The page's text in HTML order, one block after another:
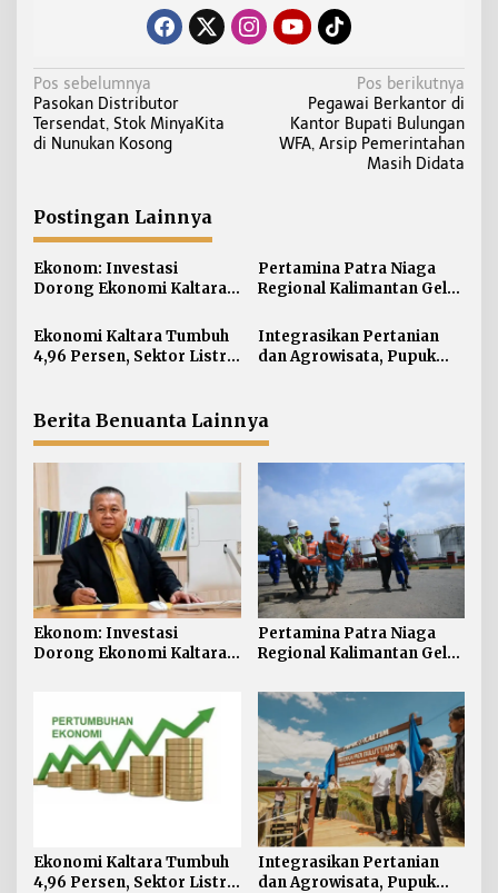
N
a
v
a
s
i
p
o
s
Pos sebelumnya
Pasokan Distributor
Tersendat, Stok MinyaKita
di Nunukan Kosong
Pos berikutnya
Pegawai Berkantor di
Kantor Bupati Bulungan
WFA, Arsip Pemerintahan
Masih Didata
Postingan Lainnya
Ekonom: Investasi
Dorong Ekonomi Kaltara,
Diabaikan
Pertamina Patra Niaga
Regional Kalimantan Gelar
Fuel Terminal Tarakan
Ekonomi Kaltara Tumbuh
4,96 Persen, Sektor Listrik
Integrasikan Pertanian
dan Agrowisata, Pupuk
Bulutana Sulsel
Berita Benuanta Lainnya
Ekonom: Investasi
Dorong Ekonomi Kaltara,
Pertamina Patra Niaga
Regional Kalimantan Gelar
Fuel Terminal Tarakan
Ekonomi Kaltara Tumbuh
4,96 Persen, Sektor Listrik
Integrasikan Pertanian
dan Agrowisata, Pupuk